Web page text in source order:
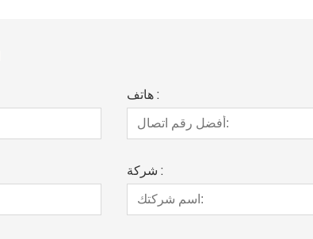
هاتف :
شركة :